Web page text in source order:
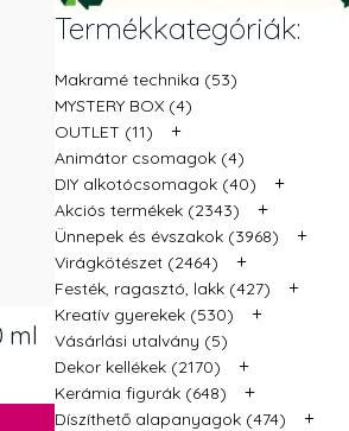
ml
Termékkategóriák:
Makramé technika (53)
MYSTERY BOX (4)
OUTLET (11)
+
Animátor csomagok (4)
DIY alkotócsomagok (40)
+
Akciós termékek (2343) +
Ünnepek és évszakok (3968) +
Virágkötészet (2464) +
Festék, ragasztó, lakk (427) +
Kreatív gyerekek (530) +
Vásárlási utalvány (5)
Dekor kellékek (2170)
+
Kerámia figurák (648) +
Díszíthető alapanyagok (474) +